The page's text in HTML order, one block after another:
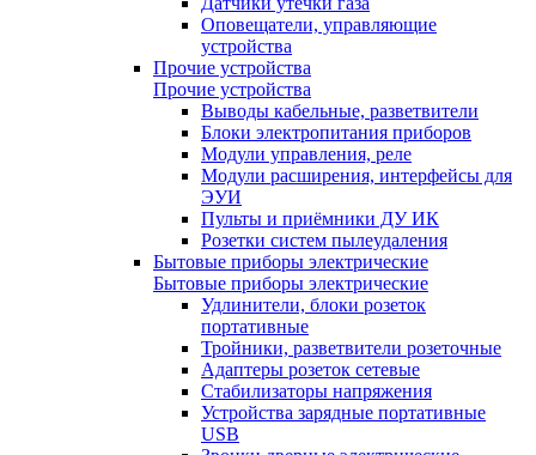
Оповещатели, управляющие
устройства
Прочие устройства
Прочие устройства
Выводы кабельные, разветвители
Блоки электропитания приборов
Модули управления, реле
Модули расширения, интерфейсы для
ЭУИ
Пульты и приёмники ДУ ИК
Розетки систем пылеудаления
Бытовые приборы электрические
Бытовые приборы электрические
Удлинители, блоки розеток
портативные
Тройники, разветвители розеточные
Адаптеры розеток сетевые
Стабилизаторы напряжения
Устройства зарядные портативные
USB